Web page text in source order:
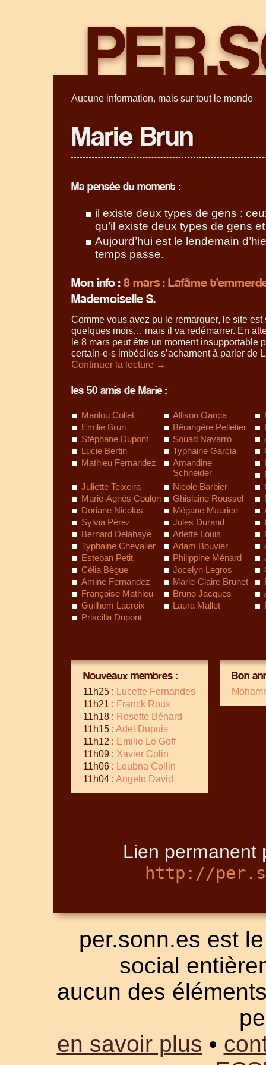
Aucune information, mais sur tout le monde
Marie Brun
Ma pensée du moment :
il existe deux types de gens :
qu’il existe deux types de gens
Aujourd’hui est le lendemain
temps passe.
Mon info :8 mars : Lafâme
Mademoiselle S.
Comme vous avez pu le remarquer, le site
quelques mois… mais il va redémarrer. En
le 8 mars peut être un moment insupportable
certain-e-s imbéciles s’acharnent à parler de
Continuer la lecture →
les 50 amis de Marie :
Marilou Collet Allison Garcia
Emilie Brun
Bérangère Pelletier
Stéphane Dupont
Souad Navarro
Lucie Bertin
Typhaine Garcia
Mathieu Fernandez
Amandine
Schneider
Juliette Teixeira
Nicole Barbier
Marie-Agnès Coulon
Ghislaine Roussel
Doriane Nicolas
Mégane Maurice
Sylvia Pérez
Jules Durand
Bernard Delahaye
Arlette Louis
Typhaine Chevalier
Adam Bouvier
Esteban Petit
Philippine Ménard
Célia Bègue
Jocelyn Legros
Amine Fernandez
Marie-Claire Brunet
Françoise Mathieu
Bruno Jacques
Guilhem Lacroix
Laura Mallet
Priscilla Dupont
Nouveaux membres :
11h25 :
Lucette Fernandes
11h21 : Franck Roux
11h18 : Rosette Bénard
11h15 : Adel Dupuis
11h12 : Emilie Le Goff
11h09 : Xavier Colin
11h06 :
Loubna Collin
11h04 : Angelo David
Bon
Lien permanent
http://
per.sonn.es est
social
aucun des
en savoir plus •